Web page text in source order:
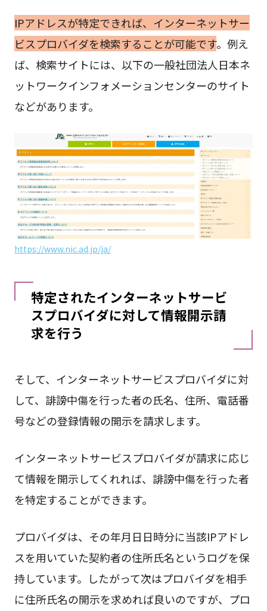
IPアドレスが特定できれば、インターネットサー
ビスプロバイダを検索することが可能です。例え
ば、検索サイトには、以下の一般社団法人日本ネ
ットワークインフォメーションセンターのサイト
などがあります。
https://www.nic.ad.jp/ja/
特定されたインターネットサービ
スプロバイダに対して情報開示請
求を行う
そして、インターネットサービスプロバイダに対
して、誹謗中傷を行った者の氏名、住所、電話番
号などの登録情報の開示を請求します。
インターネットサービスプロバイダが請求に応じ
て情報を開示してくれれば、誹謗中傷を行った者
を特定することができます。
プロバイダは、その年月日日時分に当該IPアドレ
スを用いていた契約者の住所氏名というログを保
持しています。したがって次はプロバイダを相手
に住所氏名の開示を求めれば良いのですが、プロ